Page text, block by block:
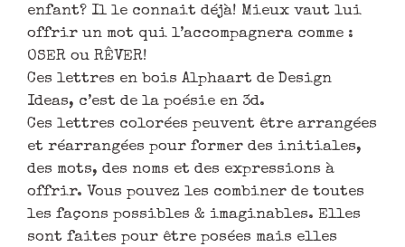
enfant? Il le connait déjà! Mieux vaut lui
offrir un mot qui l’accompagnera comme :
OSER ou RÊVER!
Ces lettres en bois Alphaart de Design
Ideas, c’est de la poésie en 3d.
Ces lettres colorées peuvent être arrangées
et réarrangées pour former des initiales,
des mots, des noms et des expressions à
offrir. Vous pouvez les combiner de toutes
les façons possibles & imaginables. Elles
sont faites pour être posées mais elles